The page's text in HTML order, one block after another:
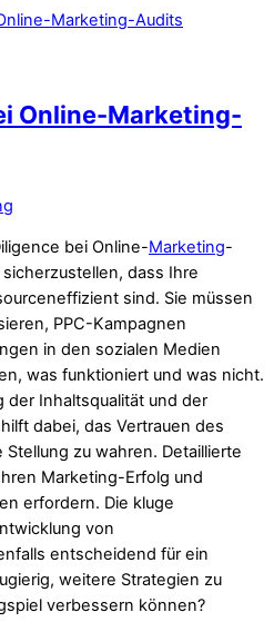
Online-Marketing-
bei Online-Marketing-
dass Ihre
sind. Sie müssen
PPC-Kampagnen
in den sozialen Medien
was funktioniert und was nicht.
der Inhaltsqualität und der
dabei, das Vertrauen des
zu wahren. Detaillierte
Marketing-Erfolg und
erfordern. Die kluge
von
entscheidend für ein
weitere Strategien zu
verbessern können?